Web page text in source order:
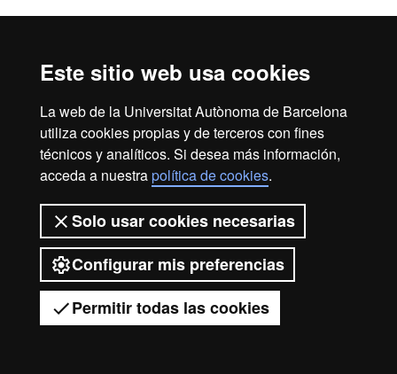
Este sitio web usa cookies
La web de la Universitat Autònoma de Barcelona
utiliza cookies propias y de terceros con fines
técnicos y analíticos. Si desea más información,
acceda a nuestrapolítica de cookies.
Solo usar cookies necesarias
Configurar mis preferencias
Permitir todas las cookies
Tienes dudas?